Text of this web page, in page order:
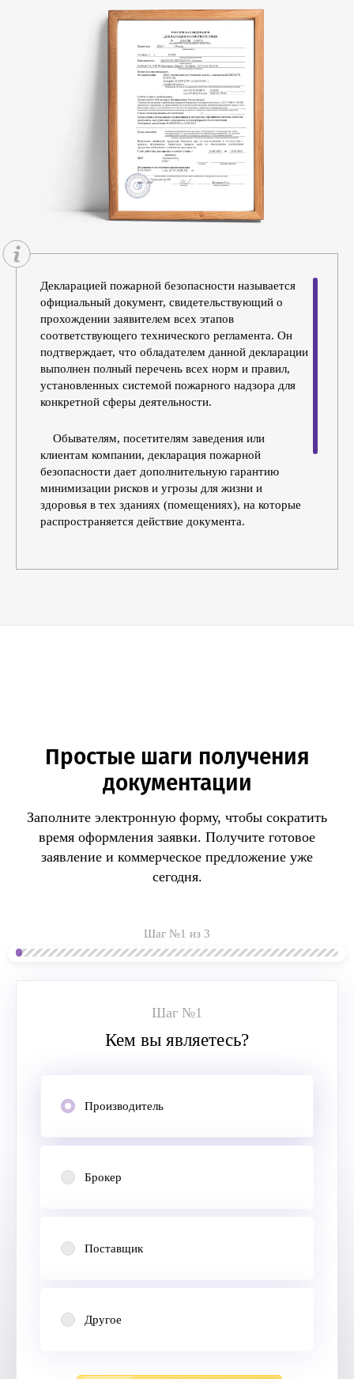
Декларацией пожарной безопасности называется
официальный документ, свидетельствующий о
прохождении заявителем всех этапов
соответствующего технического регламента. Он
подтверждает, что обладателем данной декларации
выполнен полный перечень всех норм и правил,
установленных системой пожарного надзора для
конкретной сферы деятельности.
Обывателям, посетителям заведения или
клиентам компании, декларация пожарной
безопасности дает дополнительную гарантию
минимизации рисков и угрозы для жизни и
здоровья в тех зданиях (помещениях), на которые
распространяется действие документа.
безопасности должна оформляться всеми
Простые шаги получения
документации
Заполните электронную форму, чтобы сократить
время оформления заявки. Получите готовое
заявление и коммерческое предложение уже
сегодня.
Шаг №1 из 3
Шаг №1
Кем вы являетесь?
Производитель
Брокер
Поставщик
Другое